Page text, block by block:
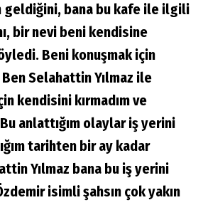
geldiğini, bana bu kafe ile ilgili
bir nevi beni kendisine
Beni konuşmak için
Ben Selahattin Yılmaz ile
kendisini kırmadım ve
anlattığım olaylar iş yerini
tarihten bir ay kadar
Yılmaz bana bu iş yerini
isimli şahsın çok yakın